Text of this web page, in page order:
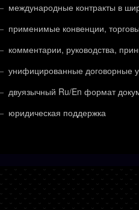
международные контракты в
применимые конвенции,
комментарии, руководства,
унифицированные договорные
двуязычный Ru/En формат
юридическая поддержка